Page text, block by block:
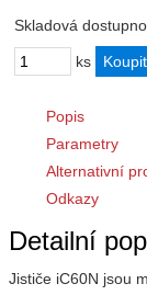
Skladová
ks
Popis
Parametry
Alternativní
Odkazy
Detailní
Jističe iC60N jsou